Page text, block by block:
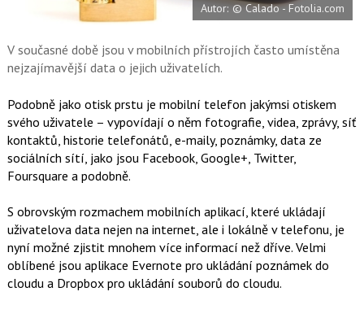
o
o
u
Autor: © Calado - Fotolia.com
V současné době jsou v mobilních přístrojích často umístěna
nejzajímavější data o jejich uživatelích.
Podobně jako otisk prstu je mobilní telefon jakýmsi otiskem
svého uživatele – vypovídají o něm fotografie, videa, zprávy, síť
kontaktů, historie telefonátů, e-maily, poznámky, data ze
sociálních sítí, jako jsou Facebook, Google+, Twitter,
Foursquare a podobně.
S obrovským rozmachem mobilních aplikací, které ukládají
uživatelova data nejen na internet, ale i lokálně v telefonu, je
nyní možné zjistit mnohem více informací než dříve. Velmi
oblíbené jsou aplikace Evernote pro ukládání poznámek do
cloudu a Dropbox pro ukládání souborů do cloudu.